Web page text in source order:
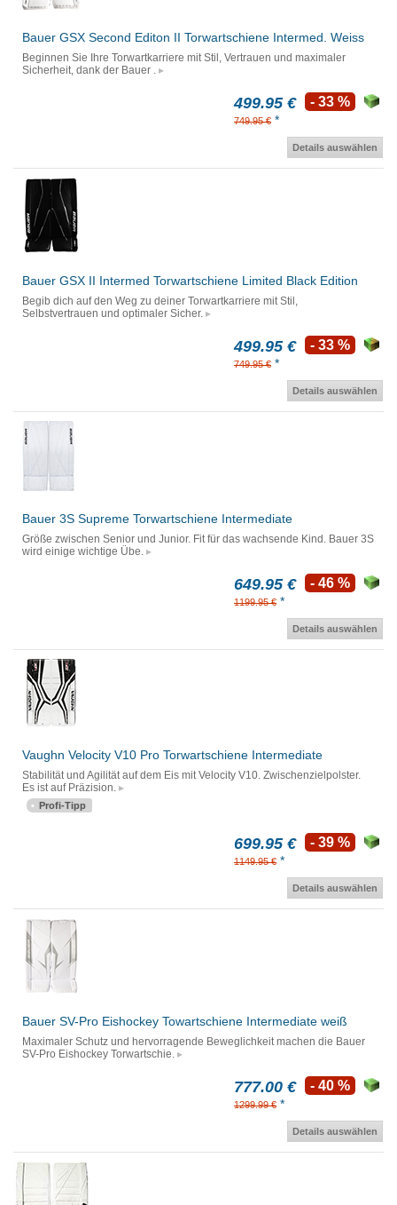
Bauer GSX Second Editon II Torwartschiene Intermed. Weiss
Beginnen Sie Ihre Torwartkarriere mit Stil, Vertrauen und maximaler
Sicherheit, dank der Bauer .
499.95 €
749.95 € *
- 33 %
Details auswählen
Bauer GSX II Intermed Torwartschiene Limited Black Edition
Begib dich auf den Weg zu deiner Torwartkarriere mit Stil,
Selbstvertrauen und optimaler Sicher.
499.95 €
749.95 € *
- 33 %
Details auswählen
Bauer 3S Supreme Torwartschiene Intermediate
Größe zwischen Senior und Junior. Fit für das wachsende Kind. Bauer 3S
wird einige wichtige Übe.
649.95 €
1199.95 € *
- 46 %
Details auswählen
Vaughn Velocity V10 Pro Torwartschiene Intermediate
Stabilität und Agilität auf dem Eis mit Velocity V10. Zwischenzielpolster.
Es ist auf Präzision.
Profi-Tipp
699.95 €
1149.95 € *
- 39 %
Details auswählen
Bauer SV-Pro Eishockey Towartschiene Intermediate weiß
Maximaler Schutz und hervorragende Beweglichkeit machen die Bauer
SV-Pro Eishockey Torwartschie.
777.00 €
1299.99 € *
- 40 %
Details auswählen